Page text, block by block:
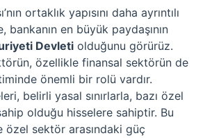
ortaklık yapısını daha ayrıntılı
bankanın en büyük paydaşının
Devleti olduğunu görürüz.
özellikle finansal sektörün de
önemli bir rolü vardır.
belirli yasal sınırlarla, bazı özel
olduğu hisselere sahiptir. Bu
özel sektör arasındaki güç